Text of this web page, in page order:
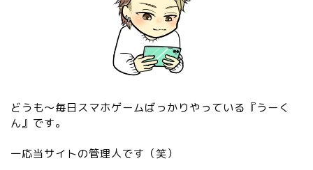
どうも〜毎日スマホゲームばっかりやっている『うーく
ん』です。
一応当サイトの管理人です（笑）